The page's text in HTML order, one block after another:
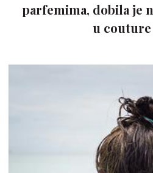
parfemima, dobila je
u